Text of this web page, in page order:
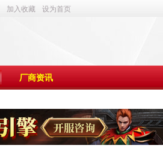
加入收藏 设为首页
厂商资讯